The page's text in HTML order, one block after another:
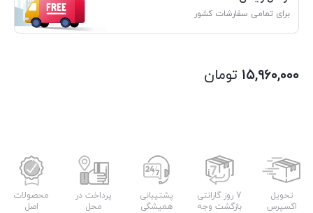
برای تمامی سفارشات کشور
۱۵,۹۶۰,۰۰۰ تومان
تحویل
اکسپرس
7 روز گارانتی
بازگشت وجه
پشتیبانی
همیشگی
پرداخت در
محل
محصولات
اصل